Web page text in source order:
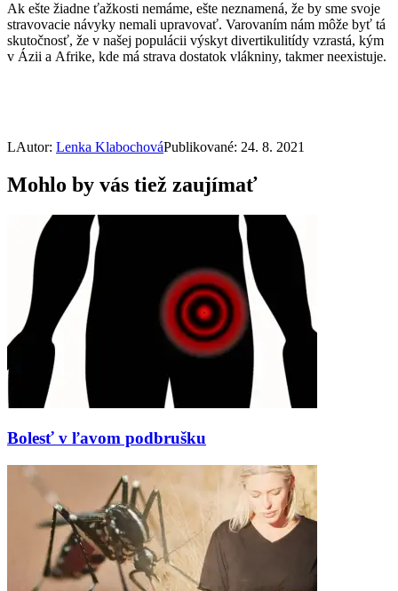
Ak ešte žiadne ťažkosti nemáme, ešte neznamená, že by sme svoje
stravovacie návyky nemali upravovať. Varovaním nám môže byť tá
skutočnosť, že v našej populácii výskyt divertikulitídy vzrastá, kým
v Ázii a Afrike, kde má strava dostatok vlákniny, takmer neexistuje.
LAutor: Lenka KlabochováPublikované: 24. 8. 2021
Mohlo by vás tiež zaujímať
Bolesť v ľavom podbrušku